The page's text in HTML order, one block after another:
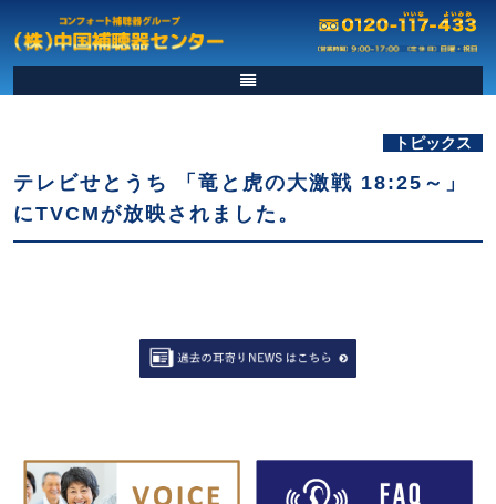
トピックス
テレビせとうち 「竜と虎の大激戦 18:25～」
にTVCMが放映されました。